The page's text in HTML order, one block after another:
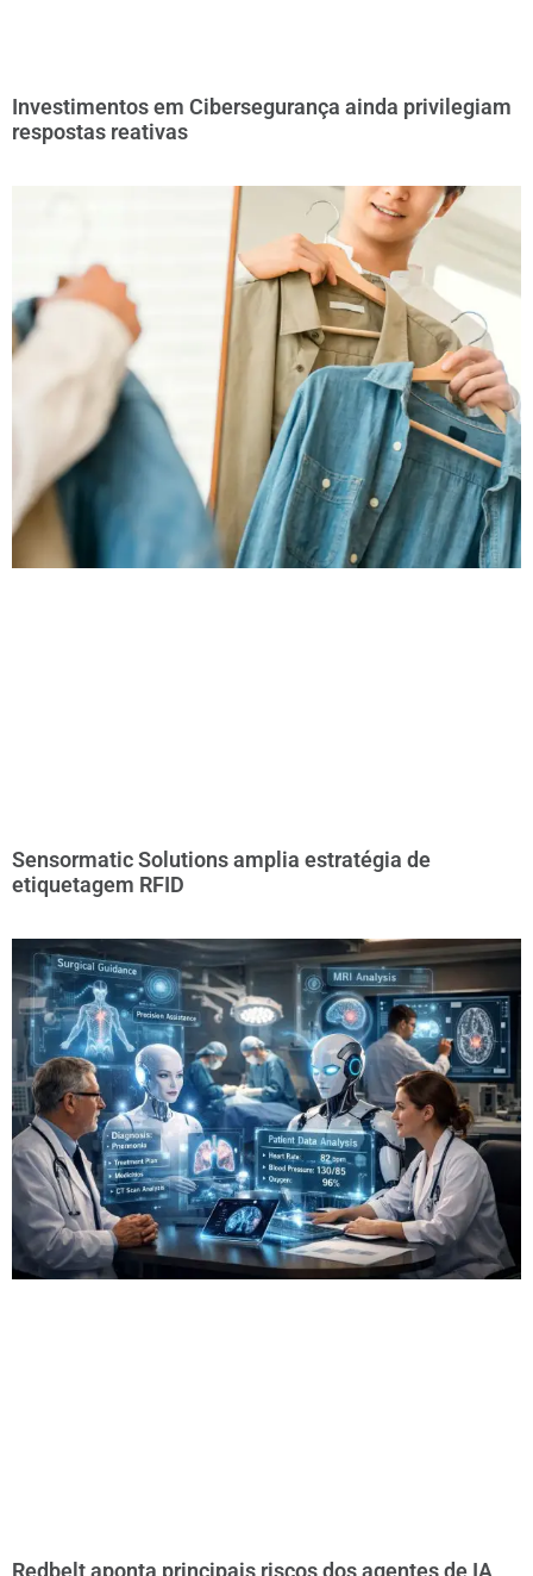
Investimentos em Cibersegurança ainda privilegiam
respostas reativas
Sensormatic Solutions amplia estratégia de
etiquetagem RFID
Redbelt aponta principais riscos dos agentes de IA